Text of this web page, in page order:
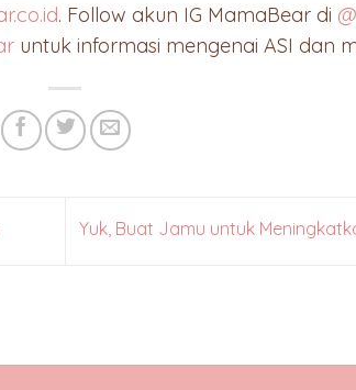
. Follow akun IG MamaBear di
untuk informasi mengenai ASI dan
Yuk, Buat Jamu untuk